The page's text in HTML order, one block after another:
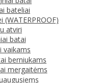
bateliai
(WATERPROOF)
atviri
batai
vaikams
berniukams
mergaitėms